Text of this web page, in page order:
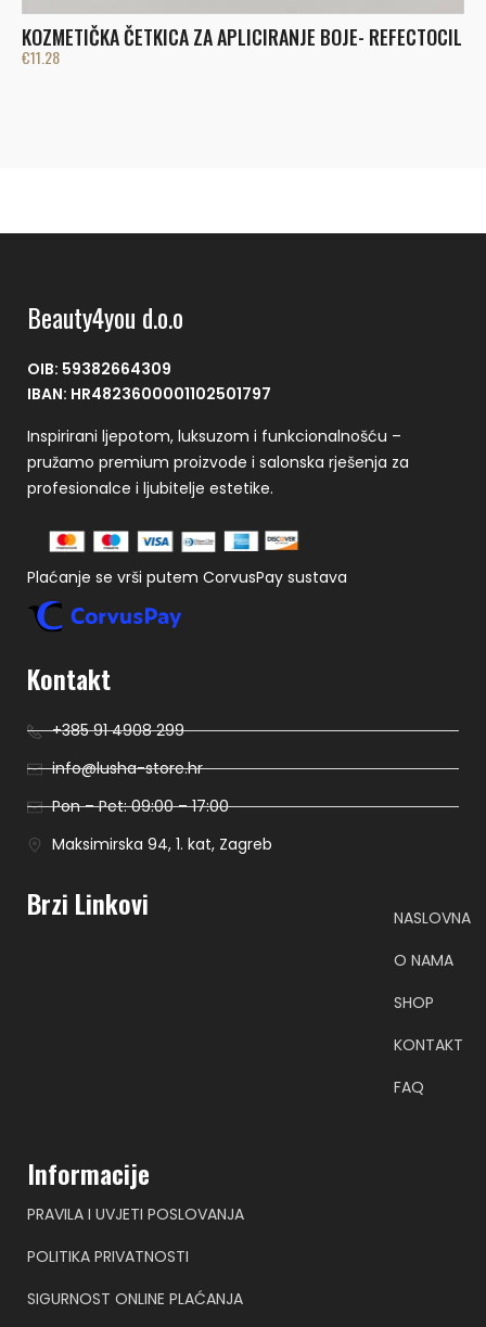
KOZMETIČKA ČETKICA ZA APLICIRANJE BOJE- REFECTOCIL
€11.28
Beauty4you d.o.o
OIB: 59382664309
IBAN: HR4823600001102501797
Inspirirani ljepotom, luksuzom i funkcionalnošću –
pružamo premium proizvode i salonska rješenja za
profesionalce i ljubitelje estetike.
Plaćanje se vrši putem CorvusPay sustava
Kontakt
+385 91 4908 299
info@lusha-store.hr
Pon – Pet: 09:00 – 17:00
Maksimirska 94, 1. kat, Zagreb
Brzi Linkovi
NASLOVNA
O NAMA
SHOP
KONTAKT
FAQ
Informacije
PRAVILA I UVJETI POSLOVANJA
POLITIKA PRIVATNOSTI
SIGURNOST ONLINE PLAĆANJA